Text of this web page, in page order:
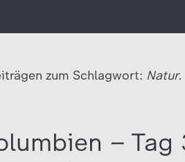
zum Schlagwort: Natur.
– Tag